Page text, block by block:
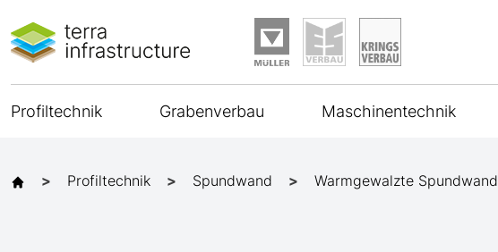
Profiltechnik Grabenverbau Maschinentechnik
Profiltechnik Spundwand Warmgewalzte Spundwand